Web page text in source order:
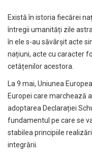
Există în istoria fiecărei
întregii umanități zile
în ele s-au săvârșit acte
națiuni, acte cu caracter
cetățenilor acestora.
La 9 mai, Uniunea
Europei care marchează
adoptarea Declarației
fundamentul pe care se
stabilea principiile
integrării.